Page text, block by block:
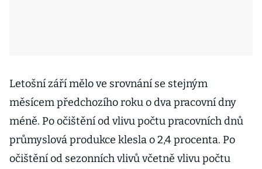
Letošní září mělo ve srovnání se stejným
měsícem předchozího roku o dva pracovní dny
méně. Po očištění od vlivu počtu pracovních dnů
průmyslová produkce klesla o 2,4 procenta. Po
očištění od sezonních vlivů včetně vlivu počtu